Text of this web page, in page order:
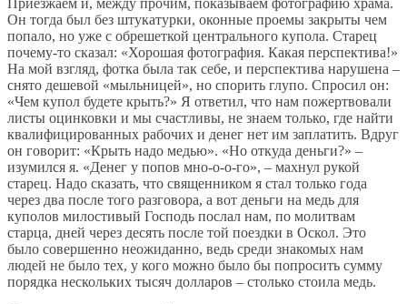
Приезжаем и, между прочим, показываем фотографию храма.
Он тогда был без штукатурки, оконные проемы закрыты чем
попало, но уже с обрешеткой центрального купола. Старец
почему-то сказал: «Хорошая фотография. Какая перспектива!»
На мой взгляд, фотка была так себе, и перспектива нарушена –
снято дешевой «мыльницей», но спорить глупо. Спросил он:
«Чем купол будете крыть?» Я ответил, что нам пожертвовали
листы оцинковки и мы счастливы, не знаем только, где найти
квалифицированных рабочих и денег нет им заплатить. Вдруг
он говорит: «Крыть надо медью». «Но откуда деньги?» –
изумился я. «Денег у попов мно-о-о-го», – махнул рукой
старец. Надо сказать, что священником я стал только года
через два после того разговора, а вот деньги на медь для
куполов милостивый Господь послал нам, по молитвам
старца, дней через десять после той поездки в Оскол. Это
было совершенно неожиданно, ведь среди знакомых нам
людей не было тех, у кого можно было бы попросить сумму
порядка нескольких тысяч долларов – столько стоила медь.